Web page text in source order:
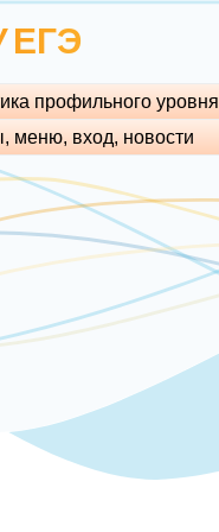
ЕГЭ
профильного уровня
меню, вход, но­во­сти